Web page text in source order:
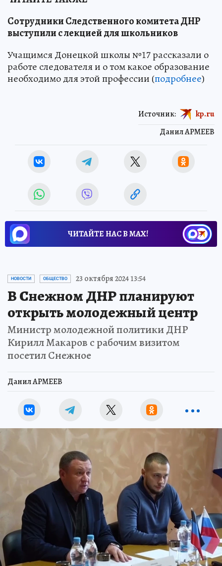
Сотрудники Следственного комитета ДНР
выступили с лекцией для школьников
Учащимся Донецкой школы №17 рассказали о
работе следователя и о том какое образование
необходимо для этой профессии (подробнее)
Данил АРМЕЕВ
Источник: kp.ru
ЧИТАЙТЕ НАС В МАХ!
НОВОСТИ ОБЩЕСТВО 23 октября 2024 13:54
В Снежном ДНР планируют
открыть молодежный центр
Министр молодежной политики ДНР
Кирилл Макаров с рабочим визитом
посетил Снежное
Данил АРМЕЕВ